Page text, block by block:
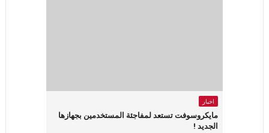
اخبار
مايكروسوفت تستعد لمفاجئة المستخدمين بجهازها
الجديد !